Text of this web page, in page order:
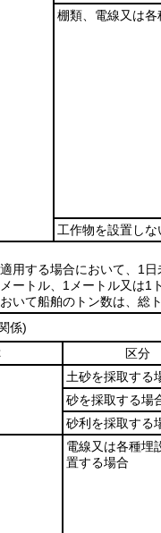
棚類、電線又は
工作物を設置しな
用する場合において、1日
ートル、1メートル又は1
いて船舶のトン数は、総ト
係)
区分
土砂を採取する
砂を採取する場
砂利を採取する
電線又は各種埋
置する場合